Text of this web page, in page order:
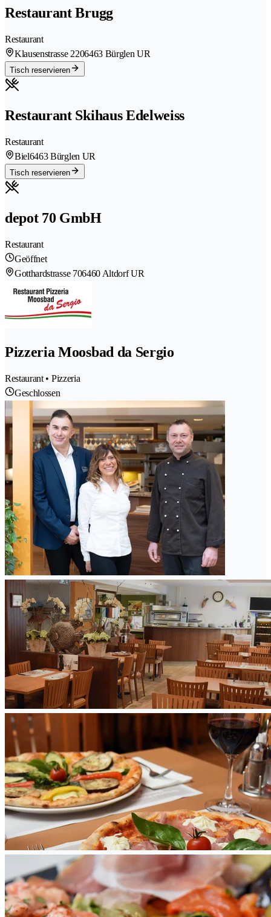
Restaurant Brugg
Restaurant
Klausenstrasse 2206463 Bürglen UR
Tisch reservieren
Restaurant Skihaus Edelweiss
Restaurant
Biel6463 Bürglen UR
Tisch reservieren
depot 70 GmbH
Restaurant
Geöffnet
Gotthardstrasse 706460 Altdorf UR
Pizzeria Moosbad da Sergio
Restaurant • Pizzeria
Geschlossen